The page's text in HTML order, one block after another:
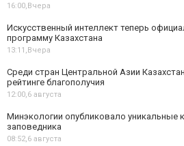
16:00,Вчера
Искусственный интеллект теперь
программу Казахстана
13:11,Вчера
Среди стран Центральной Азии
рейтинге благополучия
12:00,6 августа
Минэкологии опубликовало уникальные
заповедника
08:52,6 августа